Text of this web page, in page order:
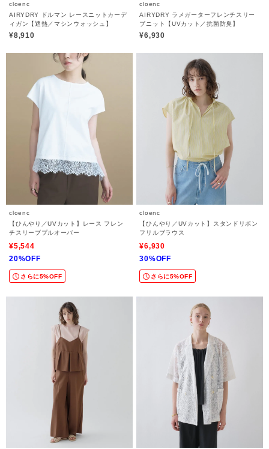
cloenc
AIRYDRY ドルマン レースニットカーデ
ィガン【遮熱／マシンウォッシュ】
¥8,910
cloenc
AIRYDRY ラメガーターフレンチスリー
ブニット【UVカット／抗菌防臭】
¥6,930
cloenc
【ひんやり／UVカット】レース フレン
チスリーブプルオーバー
¥5,544
20%OFF
さらに5%OFF
cloenc
【ひんやり／UVカット】スタンドリボン
フリルブラウス
¥6,930
30%OFF
さらに5%OFF